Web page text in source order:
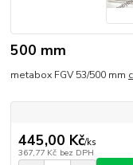
500 mm
metabox FGV 53/500 mm
445,00 Kč/ks
367,77 Kč bez DPH